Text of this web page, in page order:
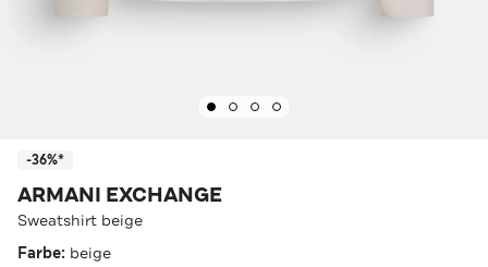
-36%*
ARMANI EXCHANGE
Sweatshirt beige
Farbe: beige